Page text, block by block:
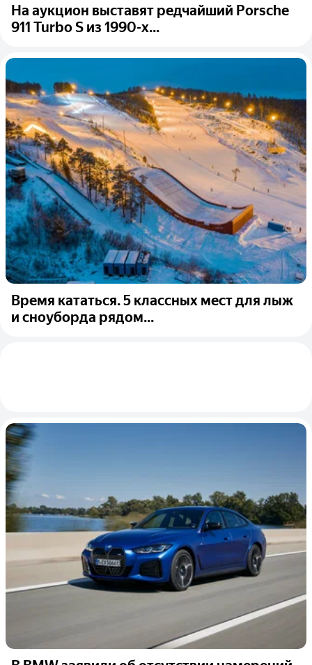
На аукцион выставят редчайший Porsche
911 Turbo S из 1990-х...
Время кататься. 5 классных мест для лыж
и сноуборда рядом...